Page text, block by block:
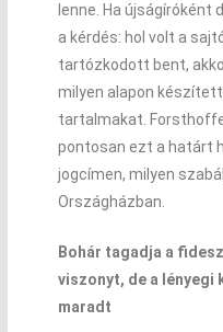
lenne. Ha újságíróként
a kérdés: hol volt a
tartózkodott bent,
milyen alapon
tartalmakat.
pontosan ezt a határt
jogcímen, milyen
Országházban.
Bohár tagadja a
viszonyt, de a lényegi
maradt